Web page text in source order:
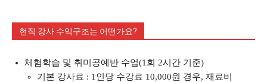
현직 강사 수익구조는 어떤가요?
체험학습 및 취미공예반 수업(1회 2시간 기준)
기본 강사료 : 1인당 수강료 10,000원 경우, 재료비